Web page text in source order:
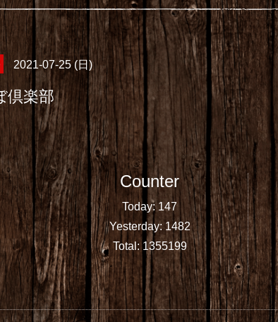
2021-07-25 (日)
倶楽部
Counter
Today:147
Yesterday: 1482
Total: 1355199